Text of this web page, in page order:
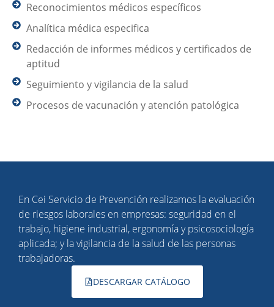
Reconocimientos médicos específicos
Analítica médica especifica
Redacción de informes médicos y certificados de
aptitud
Seguimiento y vigilancia de la salud
Procesos de vacunación y atención patológica
En Cei Servicio de Prevención realizamos la evaluación
de riesgos laborales en empresas: seguridad en el
trabajo, higiene industrial, ergonomía y psicosociología
aplicada; y la vigilancia de la salud de las personas
trabajadoras.
DESCARGAR CATÁLOGO